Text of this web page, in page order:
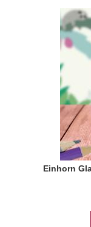
Einhorn